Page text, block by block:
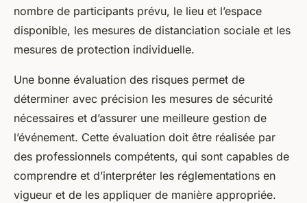
nombre de participants prévu, le lieu et l’espace
disponible, les mesures de distanciation sociale et les
mesures de protection individuelle.
Une bonne évaluation des risques permet de
déterminer avec précision les mesures de sécurité
nécessaires et d’assurer une meilleure gestion de
l’événement. Cette évaluation doit être réalisée par
des professionnels compétents, qui sont capables de
comprendre et d’interpréter les réglementations en
vigueur et de les appliquer de manière appropriée.